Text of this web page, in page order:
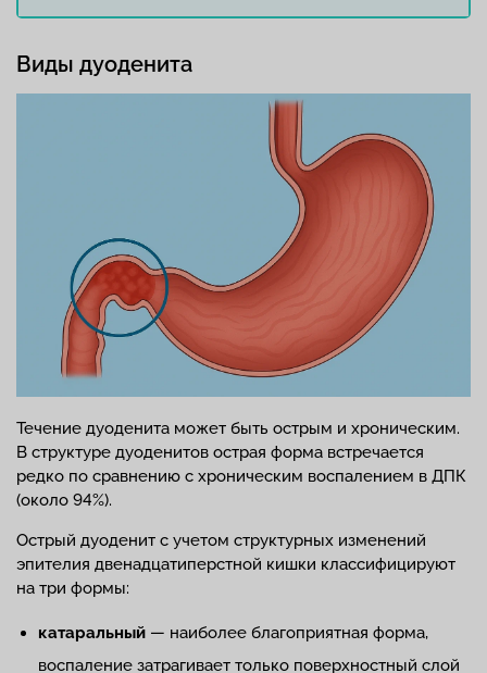
Виды дуоденита
Течение дуоденита может быть острым и хроническим.
В структуре дуоденитов острая форма встречается
редко по сравнению с хроническим воспалением в ДПК
(около 94%).
Острый дуоденит с учетом структурных изменений
эпителия двенадцатиперстной кишки классифицируют
на три формы:
катаральный — наиболее благоприятная форма,
воспаление затрагивает только поверхностный слой